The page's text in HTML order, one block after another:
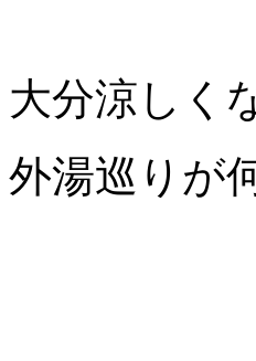
大分涼しく
外湯巡りが